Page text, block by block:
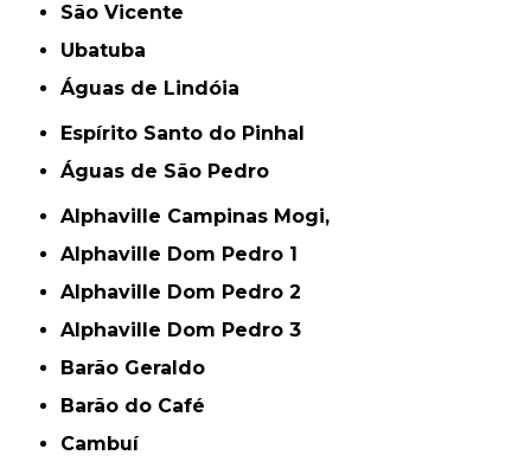
São Vicente
Ubatuba
Águas de Lindóia
Espírito Santo do Pinhal
Águas de São Pedro
Alphaville Campinas Mogi,
Alphaville Dom Pedro 1
Alphaville Dom Pedro 2
Alphaville Dom Pedro 3
Barão Geraldo
Barão do Café
Cambuí